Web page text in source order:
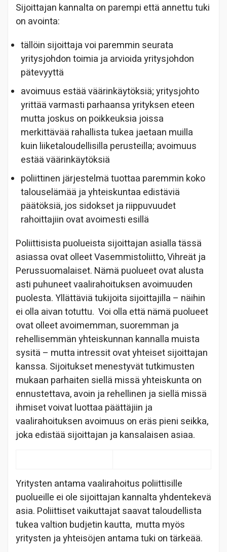
Sijoittajan kannalta on parempi että annettu tuki
on avointa:
tällöin sijoittaja voi paremmin seurata
yritysjohdon toimia ja arvioida yritysjohdon
pätevyyttä
avoimuus estää väärinkäytöksiä; yritysjohto
yrittää varmasti parhaansa yrityksen eteen
mutta joskus on poikkeuksia joissa
merkittävää rahallista tukea jaetaan muilla
kuin liiketaloudellisilla perusteilla; avoimuus
estää väärinkäytöksiä
poliittinen järjestelmä tuottaa paremmin koko
talouselämää ja yhteiskuntaa edistäviä
päätöksiä, jos sidokset ja riippuvuudet
rahoittajiin ovat avoimesti esillä
Poliittisista puolueista sijoittajan asialla tässä
asiassa ovat olleet Vasemmistoliitto, Vihreät ja
Perussuomalaiset. Nämä puolueet ovat alusta
asti puhuneet vaalirahoituksen avoimuuden
puolesta. Yllättäviä tukijoita sijoittajilla – näihin
ei olla aivan totuttu. Voi olla että nämä puolueet
ovat olleet avoimemman, suoremman ja
rehellisemmän yhteiskunnan kannalla muista
sysitä – mutta intressit ovat yhteiset sijoittajan
kanssa. Sijoitukset menestyvät tutkimusten
mukaan parhaiten siellä missä yhteiskunta on
ennustettava, avoin ja rehellinen ja siellä missä
ihmiset voivat luottaa päättäjiin ja
vaalirahoituksen avoimuus on eräs pieni seikka,
joka edistää sijoittajan ja kansalaisen asiaa.
Yritysten antama vaalirahoitus poliittisille
puolueille ei ole sijoittajan kannalta yhdentekevä
asia. Poliittiset vaikuttajat saavat taloudellista
tukea valtion budjetin kautta, mutta myös
yritysten ja yhteisöjen antama tuki on tärkeää.